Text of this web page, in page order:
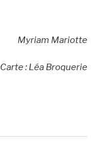
Myriam Mariotte
Carte : Léa Broquerie